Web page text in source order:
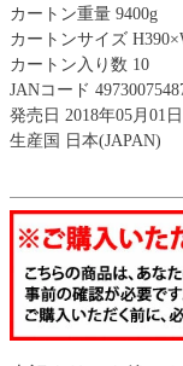
カートン重量 9400g
カートンサイズ
カートン入り数 10
JANコード
発売日 2018年05月01日
生産国 日本(JAPAN)